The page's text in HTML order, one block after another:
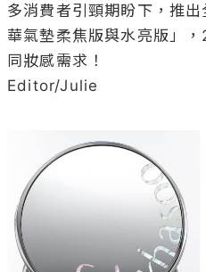
多消費者引頸期盼下，推
華氣墊柔焦版與水亮版」
同妝感需求！
Editor/Julie